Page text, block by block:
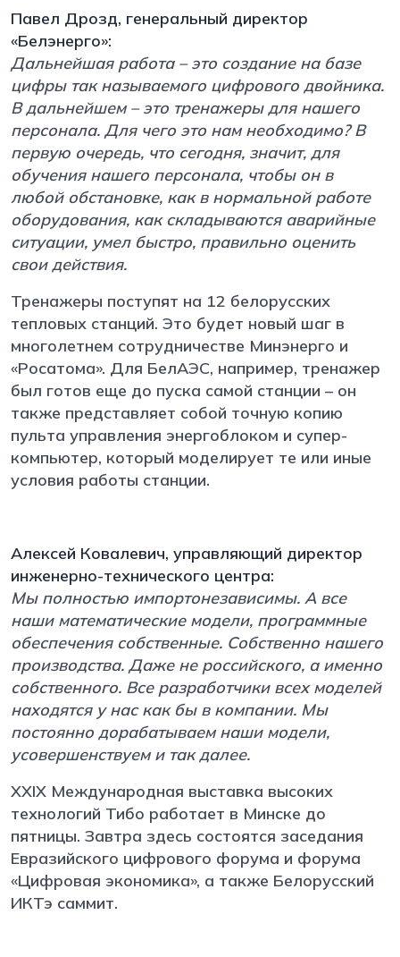
Павел Дрозд, генеральный директор
«Белэнерго»:
Дальнейшая работа – это создание на базе
цифры так называемого цифрового двойника.
В дальнейшем – это тренажеры для нашего
персонала. Для чего это нам необходимо? В
первую очередь, что сегодня, значит, для
обучения нашего персонала, чтобы он в
любой обстановке, как в нормальной работе
оборудования, как складываются аварийные
ситуации, умел быстро, правильно оценить
свои действия.
Тренажеры поступят на 12 белорусских
тепловых станций. Это будет новый шаг в
многолетнем сотрудничестве Минэнерго и
«Росатома». Для БелАЭС, например, тренажер
был готов еще до пуска самой станции – он
также представляет собой точную копию
пульта управления энергоблоком и супер-
компьютер, который моделирует те или иные
условия работы станции.
Алексей Ковалевич, управляющий директор
инженерно-технического центра:
Мы полностью импортонезависимы. А все
наши математические модели, программные
обеспечения собственные. Собственно нашего
производства. Даже не российского, а именно
собственного. Все разработчики всех моделей
находятся у нас как бы в компании. Мы
постоянно дорабатываем наши модели,
усовершенствуем и так далее.
XXIX Международная выставка высоких
технологий Тибо работает в Минске до
пятницы. Завтра здесь состоятся заседания
Евразийского цифрового форума и форума
«Цифровая экономика», а также Белорусский
ИКТэ саммит.